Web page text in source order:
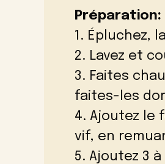
Préparation:
1. Épluchez,
2. Lavez et
3. Faites
faites-les
4. Ajoutez le
vif, en
5. Ajoutez 3